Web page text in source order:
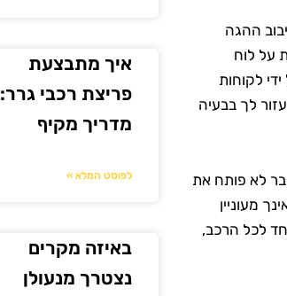
ההגה
על לוח
לקוחות
לך בבעיה
לא פותח את
מעוניין
לכל הרכב,
איך מתבצעת
פריצת רכבי גרר:
מדריך מקיף
לפוסט המלא »
באיזה מקרים
נצטרך מנעולן